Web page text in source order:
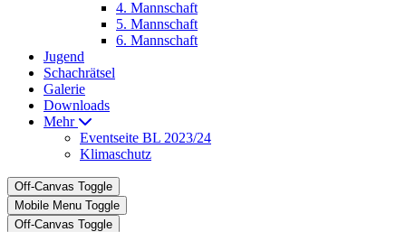
4. Mannschaft
5. Mannschaft
6. Mannschaft
Jugend
Schachrätsel
Galerie
Downloads
Mehr
Eventseite BL 2023/24
Klimaschutz
Off-Canvas Toggle
Mobile Menu Toggle
Off-Canvas Toggle